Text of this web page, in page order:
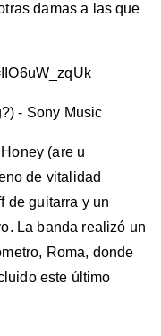
damas a las que
- Sony Music
(are u
de vitalidad
de guitarra y un
La banda realizó un
Roma, donde
este último